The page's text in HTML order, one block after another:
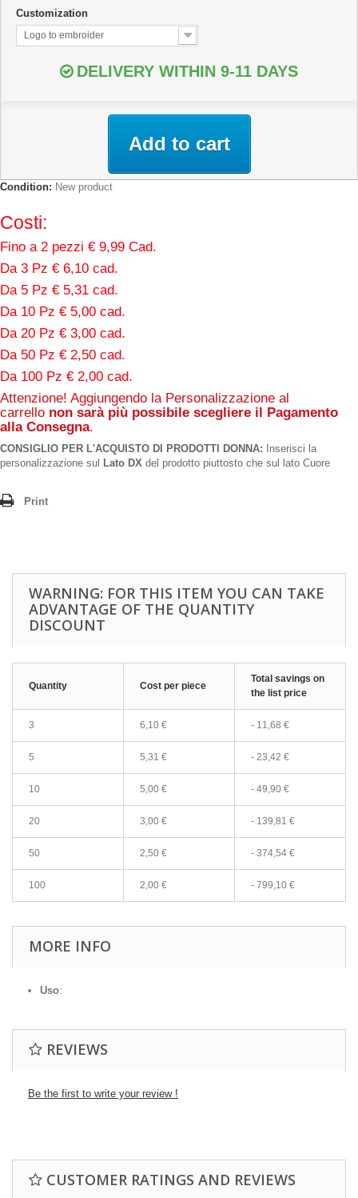
Customization
Logo to embroider
DELIVERY WITHIN 9-11 DAYS
Add to cart
Condition: New product
Costi:
Fino a 2 pezzi € 9,99 Cad.
Da 3 Pz € 6,10 cad.
Da 5 Pz € 5,31 cad.
Da 10 Pz € 5,00 cad.
Da 20 Pz € 3,00 cad.
Da 50 Pz € 2,50 cad.
Da 100 Pz € 2,00 cad.
Attenzione! Aggiungendo la Personalizzazione al
carrello non sarà più possibile scegliere il Pagamento
alla Consegna.
CONSIGLIO PER L'ACQUISTO DI PRODOTTI DONNA: Inserisci la
personalizzazione sul Lato DX del prodotto piuttosto che sul lato Cuore
Print
WARNING: FOR THIS ITEM YOU CAN TAKE
ADVANTAGE OF THE QUANTITY
DISCOUNT
Quantity Cost per piece
Total savings on
the list price
3 6,10 € - 11,68 €
5 5,31 € - 23,42 €
10 5,00 € - 49,90 €
20 3,00 € - 139,81 €
50 2,50 € - 374,54 €
100 2,00 € - 799,10 €
MORE INFO
Uso:
REVIEWS
Be the first to write your review !
CUSTOMER RATINGS AND REVIEWS